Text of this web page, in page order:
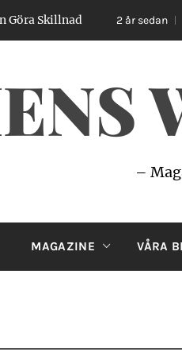
2 år sedan Så Gör
–
MAGAZINE VÅRA